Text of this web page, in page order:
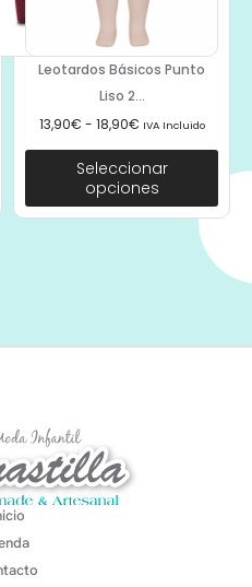
Leotardos Básicos Punto
Liso 2...
13,90€ - 18,90€ IVA Incluido
Seleccionar
opciones